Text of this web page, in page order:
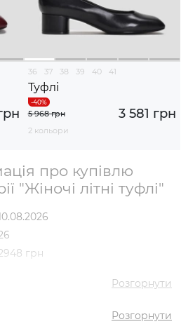
36 37 38 39 40 41
Туфлі
3 581 грн
5 968 грн
2 кольори
про купівлю
"Жіночі літні туфлі"
грн
Розгорнути
Розгорнути